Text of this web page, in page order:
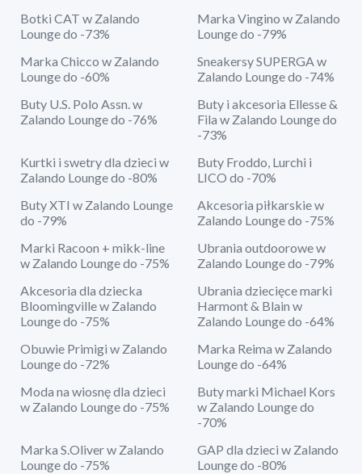
Botki CAT w Zalando
Lounge do -73%
Marka Vingino w Zalando
Lounge do -79%
Marka Chicco w Zalando
Lounge do -60%
Sneakersy SUPERGA w
Zalando Lounge do -74%
Buty U.S. Polo Assn. w
Zalando Lounge do -76%
Buty i akcesoria Ellesse &
Fila w Zalando Lounge do
-73%
Kurtki i swetry dla dzieci w
Zalando Lounge do -80%
Buty Froddo, Lurchi i
LICO do -70%
Buty XTI w Zalando Lounge
do -79%
Akcesoria piłkarskie w
Zalando Lounge do -75%
Marki Racoon + mikk-line
w Zalando Lounge do -75%
Ubrania outdoorowe w
Zalando Lounge do -79%
Akcesoria dla dziecka
Bloomingville w Zalando
Lounge do -75%
Ubrania dziecięce marki
Harmont & Blain w
Zalando Lounge do -64%
Obuwie Primigi w Zalando
Lounge do -72%
Marka Reima w Zalando
Lounge do -64%
Moda na wiosnę dla dzieci
w Zalando Lounge do -75%
Buty marki Michael Kors
w Zalando Lounge do
-70%
Marka S.Oliver w Zalando
Lounge do -75%
GAP dla dzieci w Zalando
Lounge do -80%